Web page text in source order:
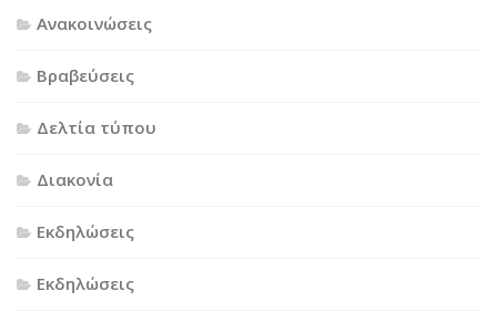
Ανακοινώσεις
Βραβεύσεις
Δελτία τύπου
Διακονία
Εκδηλώσεις
Εκδηλώσεις